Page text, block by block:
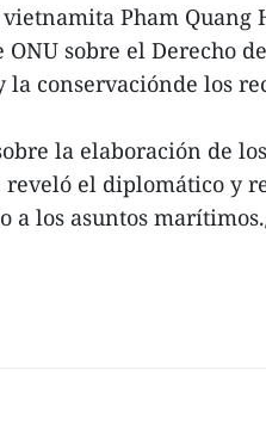
Pham Quang
sobre el Derecho
la conservaciónde los
la elaboración de
reveló el diplomático y
a los asuntos